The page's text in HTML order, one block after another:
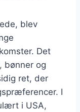
blev
Det
bønner og
ret, der
I
i USA,